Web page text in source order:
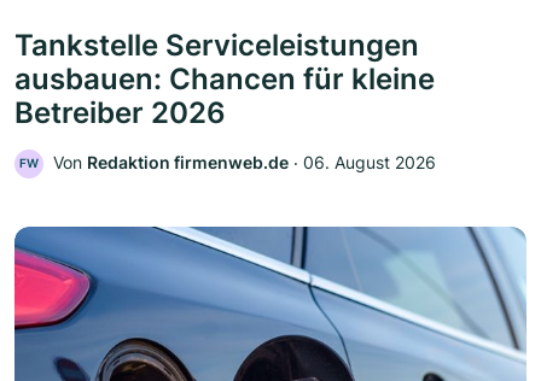
Tankstelle Serviceleistungen
ausbauen: Chancen für kleine
Betreiber 2026
FW Von Redaktion firmenweb.de ‧ 06. August 2026